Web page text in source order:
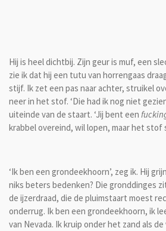
Hij is heel dichtbij. Zijn geur is muf, een
zie ik dat hij een tutu van horrengaas
stijf. Ik zet een pas naar achter, struikel
neer in het stof. ‘Die had ik nog niet
uiteinde van de staart. ‘Jij bent een
krabbel overeind, wil lopen, maar het stof
‘Ik ben een grondeekhoorn’, zeg ik. Hij
niks beters bedenken? Die gronddinges
de ijzerdraad, die de pluimstaart moest
onderrug. Ik ben een grondeekhoorn, ik
van Nevada. Ik kruip onder het zand als